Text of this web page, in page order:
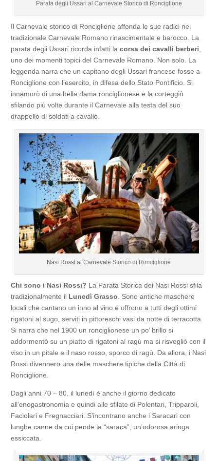
Parata degli Ussari al Carnevale Storico di Ronciglione
Il Carnevale storico di Ronciglione affonda le sue radici nel
tradizionale Carnevale Romano rinascimentale e barocco. La
parata degli Ussari ricorda infatti lacorsa dei cavalli berberi
uno dei momenti topici del Carnevale Romano. Non solo. La
leggenda narra che un capitano degli Ussari francese fosse a
Ronciglione con l’esercito, in difesa dello Stato Pontificio. Si
innamorò di una bella dama ronciglionese e la corteggiò
sfilando più volte durante il Carnevale alla testa del suo
drappello di soldati a cavallo.
Nasi Rossi al Carnevale Storico di Ronciglione
Chi sono i Nasi Rossi? La Parata Storica dei Nasi Rossi sfila
tradizionalmente il Lunedì Grasso . Sono antiche maschere
locali che cantano un inno al vino e offrono a tutti degli ottimi
rigatoni al sugo, serviti in pittoreschi vasi da notte di terracotta.
Si narra che nel 1900 un ronciglionese un po’ brillo si
addormentò su un piatto di rigatoni al ragù ma si risvegliò con il
viso in un pitale e il naso rosso, sporco di ragù. Da allora, i Nasi
Rossi divennero una delle maschere tipiche della Città di
Ronciglione.
Dagli anni 70 – 80, il lunedì è anche il giorno dedicato
all’enogastronomia e quindi alle sfilate di Polentari, Tripparoli,
Faciolari e Fregnacciari. S’incontrano anche i Saracari con
lunghe canne da cui pende la “saraca”, un’odorosa aringa
essiccata.